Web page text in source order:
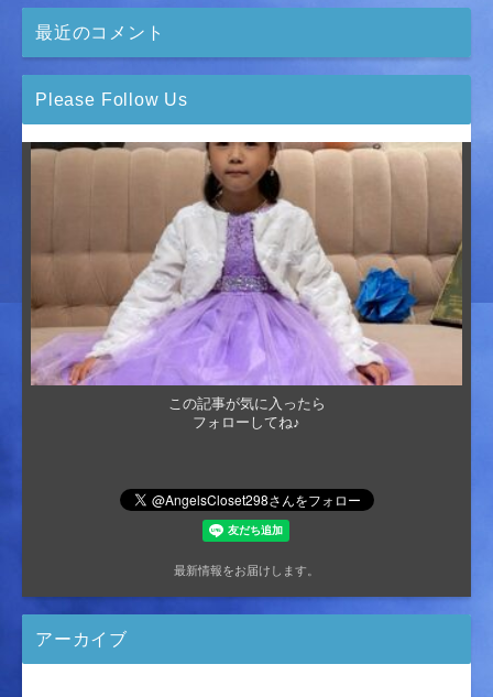
最近のコメント
Please Follow Us
この記事が気に入ったら
フォローしてね♪
最新情報をお届けします。
アーカイブ